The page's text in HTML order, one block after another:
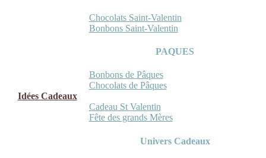
Chocolats Saint-Valentin
Bonbons Saint-Valentin
PAQUES
Bonbons de Pâques
Chocolats de Pâques
Idées Cadeaux
Cadeau St Valentin
Fête des grands Mères
Univers Cadeaux